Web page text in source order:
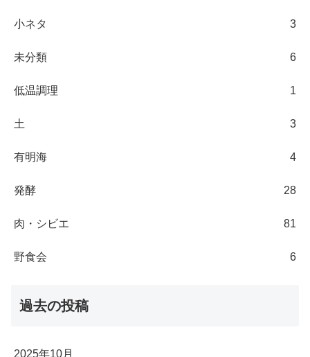
小ネタ 3
未分類 6
低温調理 1
土 3
有明海 4
発酵 28
肉・シビエ 81
野食会 6
過去の投稿
2025年10月